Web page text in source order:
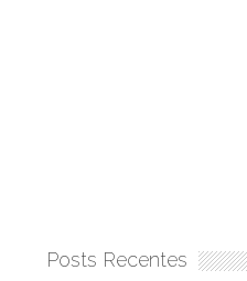
Posts Recentes